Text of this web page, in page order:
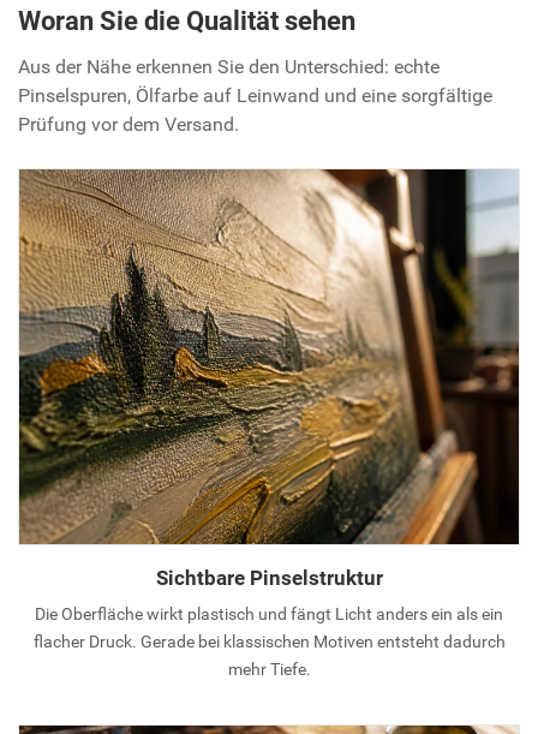
Woran Sie die Qualität sehen
Aus der Nähe erkennen Sie den Unterschied: echte
Pinselspuren, Ölfarbe auf Leinwand und eine sorgfältige
Prüfung vor dem Versand.
Sichtbare Pinselstruktur
Die Oberfläche wirkt plastisch und fängt Licht anders ein als ein
flacher Druck. Gerade bei klassischen Motiven entsteht dadurch
mehr Tiefe.